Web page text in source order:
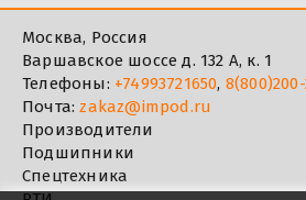
Москва, Россия
Варшавское шоссе д. 132 А, к. 1
Телефоны: +74993721650,
Почта:zakaz@impod.ru
Производители
Подшипники
Спецтехника